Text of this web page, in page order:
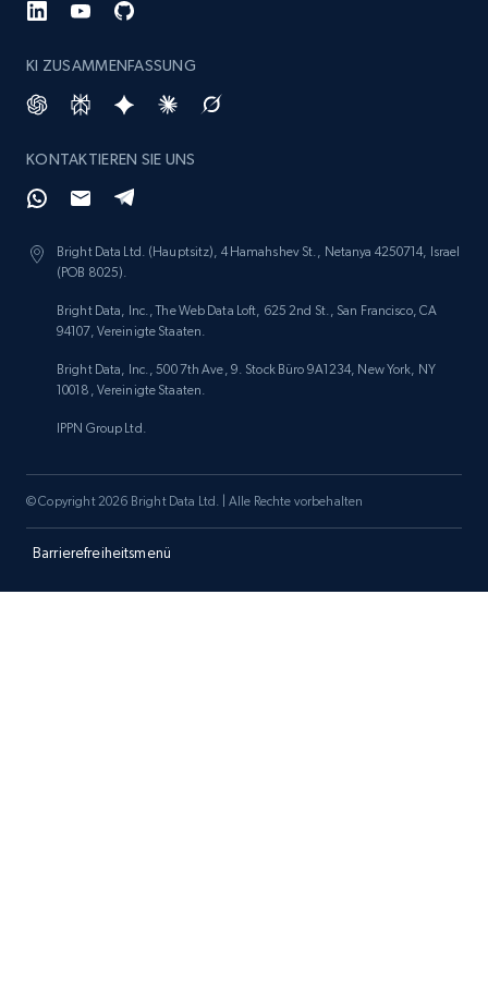
KI ZUSAMMENFASSUNG
KONTAKTIEREN SIE UNS
Bright Data Ltd. (Hauptsitz), 4 Hamahshev St., Netanya 4250714, Israel
(POB 8025).
Bright Data, Inc., The Web Data Loft, 625 2nd St., San Francisco, CA
94107, Vereinigte Staaten.
Bright Data, Inc., 500 7th Ave, 9. Stock Büro 9A1234, New York, NY
10018, Vereinigte Staaten.
IPPN Group Ltd.
Barrierefreiheitsmenü
© Copyright 2026 Bright Data Ltd. | Alle Rechte vorbehalten